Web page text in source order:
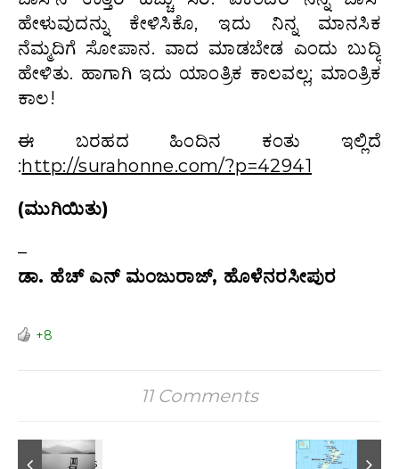
ಹೇಳುವುದನ್ನು ಕೇಳಿಸಿಕೊ, ಇದು ನಿನ್ನ ಮಾನಸಿಕ
ನೆಮ್ಮದಿಗೆ ಸೋಪಾನ. ವಾದ ಮಾಡಬೇಡ ಎಂದು ಬುದ್ಧಿ
ಹೇಳಿತು. ಹಾಗಾಗಿ ಇದು ಯಾಂತ್ರಿಕ ಕಾಲವಲ್ಲ; ಮಾಂತ್ರಿಕ
ಕಾಲ!
ಈ ಬರಹದ ಹಿಂದಿನ ಕಂತು ಇಲ್ಲಿದೆ
:http://surahonne.com/?p=42941
(ಮುಗಿಯಿತು)
–
ಡಾ. ಹೆಚ್ ಎನ್ ಮಂಜುರಾಜ್, ಹೊಳೆನರಸೀಪುರ
+8
11 Comments